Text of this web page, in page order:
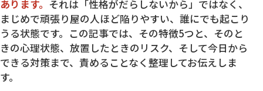
あります。 それは「性格がだらしないから」ではなく、
まじめで頑張り屋の人ほど陥りやすい、誰にでも起こり
うる状態です。この記事では、その特徴5つと、そのと
きの心理状態、放置したときのリスク、そして今日から
できる対策まで、責めることなく整理してお伝えしま
す。